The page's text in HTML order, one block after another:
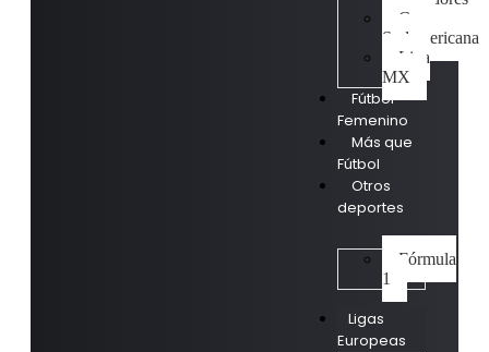
Copa
Sudamericana
Liga
MX
Fútbol
Femenino
Más que
Fútbol
Otros
deportes
Fórmula
1
Ligas
Europeas